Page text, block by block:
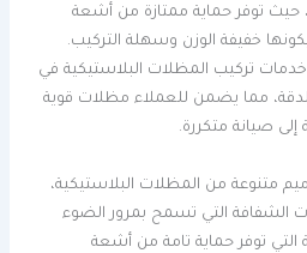
حيث توفر حماية ممتازة من أشعة
خفيفة الوزن وسهلة التركيب.
تركيب المظلات البلاستيكية في
مما يضمن للعملاء مظلات قوية
إلى صيانة متكررة.
متنوعة من المظلات البلاستيكية،
الشفافة التي تسمح بمرور الضوء
التي توفر حماية تامة من أشعة